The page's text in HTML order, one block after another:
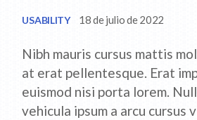
USABILITY 18 de julio de 2022
Nibh mauris cursus mattis
at erat pellentesque. Erat
euismod nisi porta lorem.
vehicula ipsum a arcu cursus